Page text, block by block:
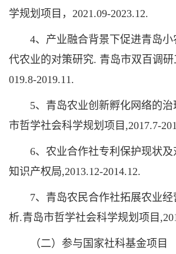
学规划项目，2021.09-2023.12.
4、产业融合背景下促进青岛小
代农业的对策研究. 青岛市双百调
019.8-2019.11.
5、青岛农业创新孵化网络的治
市哲学社会科学规划项目,2017.7-
6、农业合作社专利保护现状及
知识产权局,2013.12-2014.12.
7、青岛农民合作社拓展农业经
析.青岛市哲学社会科学规划项目
（二）参与国家社科基金项目